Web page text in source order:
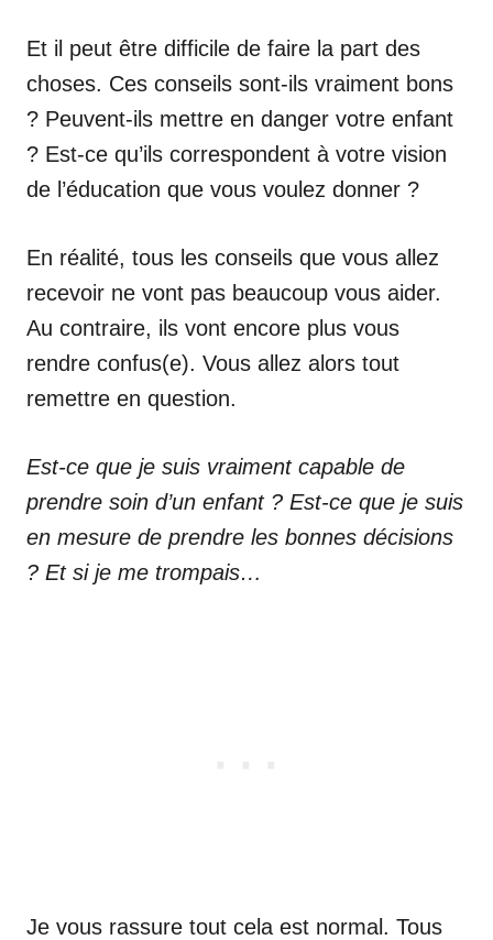
Et il peut être difficile de faire la part des
choses. Ces conseils sont-ils vraiment bons
? Peuvent-ils mettre en danger votre enfant
? Est-ce qu’ils correspondent à votre vision
de l’éducation que vous voulez donner ?
En réalité, tous les conseils que vous allez
recevoir ne vont pas beaucoup vous aider.
Au contraire, ils vont encore plus vous
rendre confus(e). Vous allez alors tout
remettre en question.
Est-ce que je suis vraiment capable de
prendre soin d’un enfant ? Est-ce que je suis
en mesure de prendre les bonnes décisions
? Et si je me trompais…
Je vous rassure tout cela est normal. Tous